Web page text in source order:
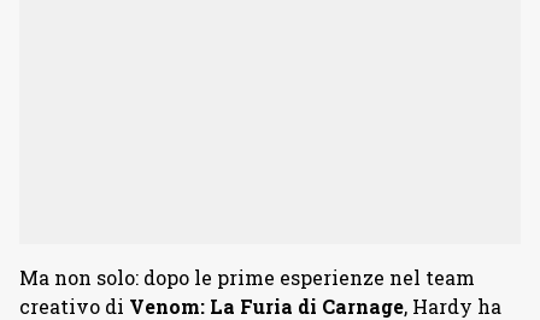
Ma non solo: dopo le prime esperienze nel team
creativo di Venom: La Furia di Carnage, Hardy ha